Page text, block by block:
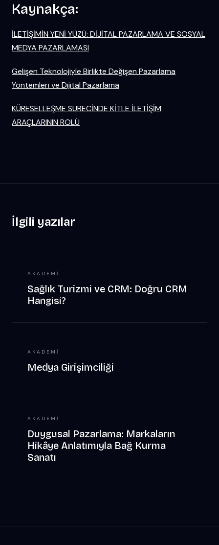
Kaynakça:
İLETİŞİMİN YENİ YÜZÜ: DİJİTAL PAZARLAMA VE SOSYAL
MEDYA PAZARLAMASI
Gelişen Teknolojiyle Birlikte Değişen Pazarlama
Yöntemleri ve Dijital Pazarlama
KÜRESELLEŞME SURECİNDE KİTLE İLETİŞİM
ARAÇLARININ ROLÜ
İlgili yazılar
AKADEMI
Sağlık Turizmi ve CRM: Doğru CRM
Hangisi?
AKADEMI
Medya Girişimciliği
AKADEMI
Duygusal Pazarlama: Markaların
Hikâye Anlatımıyla Bağ Kurma
Sanatı